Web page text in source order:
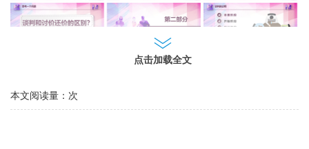
点击加载全文
本文阅读量： 次